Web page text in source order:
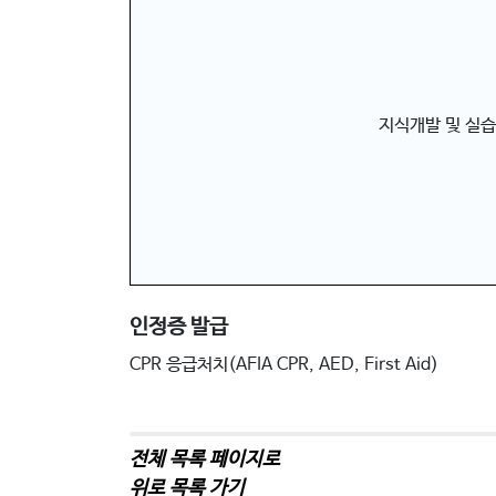
지식개발 및 실습
인정증 발급
CPR 응급처치(AFIA CPR, AED, First Aid)
전체 목록 페이지로
위로 목록 가기